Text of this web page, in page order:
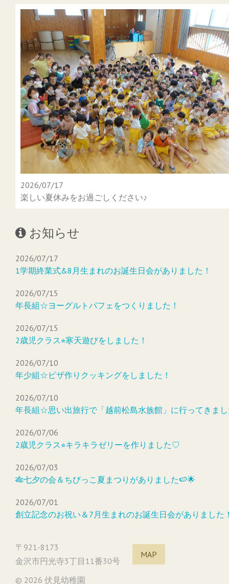
2026/07/17
楽しい夏休みをお過ごしください♪
お知らせ
2026/07/17
1学期終業式&8月生まれのお誕生日会がありました！
2026/07/15
年長組☆ヨーグルトパフェをつくりました！
2026/07/15
2歳児クラス⭐︎寒天遊びをしました！
2026/07/10
年少組☆ピザ作りクッキングをしました！
2026/07/10
年長組☆思い出旅行で「越前松島水族館」に行ってきま
2026/07/06
2歳児クラス⭐︎キラキラゼリーを作りました♡
2026/07/03
🎋七夕の会＆ちびっこ夏まつりがありました🍉🌟
2026/07/01
創立記念のお祝い＆7月生まれのお誕生日会がありました
〒921-8173
金沢市円光寺3丁目11番30号
MAP
© 2026 伏見幼稚園